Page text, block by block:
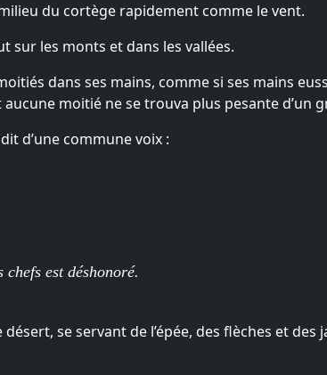
du cortège rapidement comme le vent.
sur les monts et dans les vallées.
dans ses mains, comme si ses mains
moitié ne se trouva plus pesante d’un
d’une commune voix :
est déshonoré.
se servant de l’épée, des flèches et des